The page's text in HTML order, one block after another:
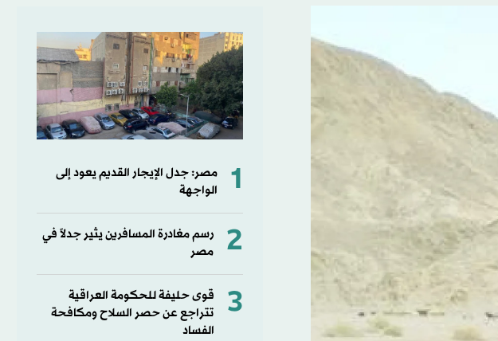
1
مصر: جدل الإيجار القديم يعود إلى
الواجهة
2
رسم مغادرة المسافرين يثير جدلاً في
مصر
3
قوى حليفة للحكومة العراقية
تتراجع عن حصر السلاح ومكافحة
الفساد